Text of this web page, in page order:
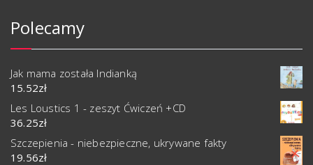
Polecamy
Jak mama została Indianką
15.52zł
Les Loustics 1 - zeszyt Ćwiczeń +CD
36.25zł
Szczepienia - niebezpieczne, ukrywane fakty
19.56zł